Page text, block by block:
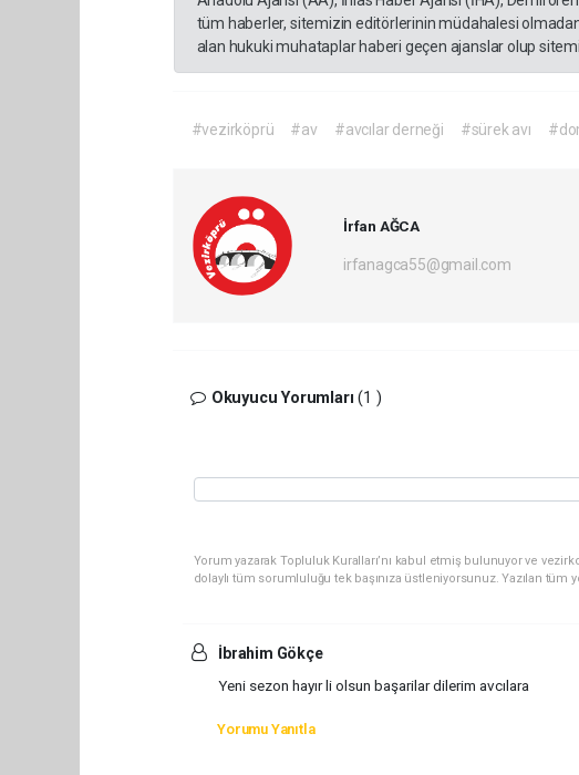
tüm haberler, sitemizin editörlerinin müdahalesi
alan hukuki muhataplar haberi geçen ajanslar olup
#vezirköprü #av #avcılar derneği #sürek avı
İrfan AĞCA
irfanagca55@gmail.com
Okuyucu Yorumları(1 )
Yorum yazarak Topluluk Kuralları’nı kabul etmiş bulunuyor ve
dolaylı tüm sorumluluğu tek başınıza üstleniyorsunuz. Yazılan
İbrahim Gökçe
Yeni sezon hayır li olsun başarilar dilerim avcılara
Yorumu Yanıtla